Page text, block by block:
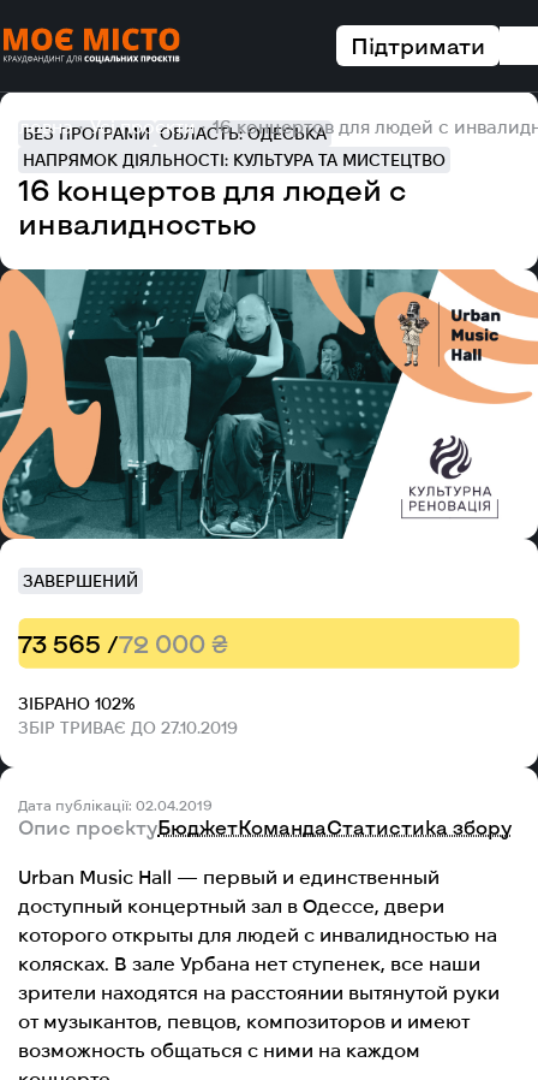
Підтримати
Головна Усі проєкти 16 концертов для людей с
БЕЗ ПРОГРАМИ ОБЛАСТЬ: ОДЕСЬКА
НАПРЯМОК ДІЯЛЬНОСТІ: КУЛЬТУРА ТА МИСТЕЦТВО
16 концертов для людей с
инвалидностью
ЗАВЕРШЕНИЙ
73 565 /72 000 ₴
ЗІБРАНО 102%
ЗБІР ТРИВАЄ ДО 27.10.2019
Дата публікації: 02.04.2019
Опис проєктуБюджетКомандаСтатистика збору
Urban Music Hall — первый и единственный
доступный концертный зал в Одессе, двери
которого открыты для людей с инвалидностью на
колясках. В зале Урбана нет ступенек, все наши
зрители находятся на расстоянии вытянутой руки
от музыкантов, певцов, композиторов и имеют
возможность общаться с ними на каждом